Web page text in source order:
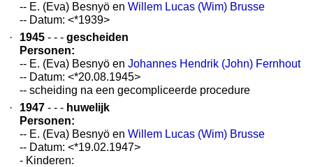
-- E. (Eva) Besnyö en Willem Lucas (Wim) Brusse
-- Datum: <*1939>
·
1945 - - - gescheiden
Personen:
-- E. (Eva) Besnyö en Johannes Hendrik (John) Fernhout
-- Datum: <*20.08.1945>
-- scheiding na een gecompliceerde procedure
·
1947 - - - huwelijk
Personen:
-- E. (Eva) Besnyö en Willem Lucas (Wim) Brusse
-- Datum: <*19.02.1947>
- Kinderen: